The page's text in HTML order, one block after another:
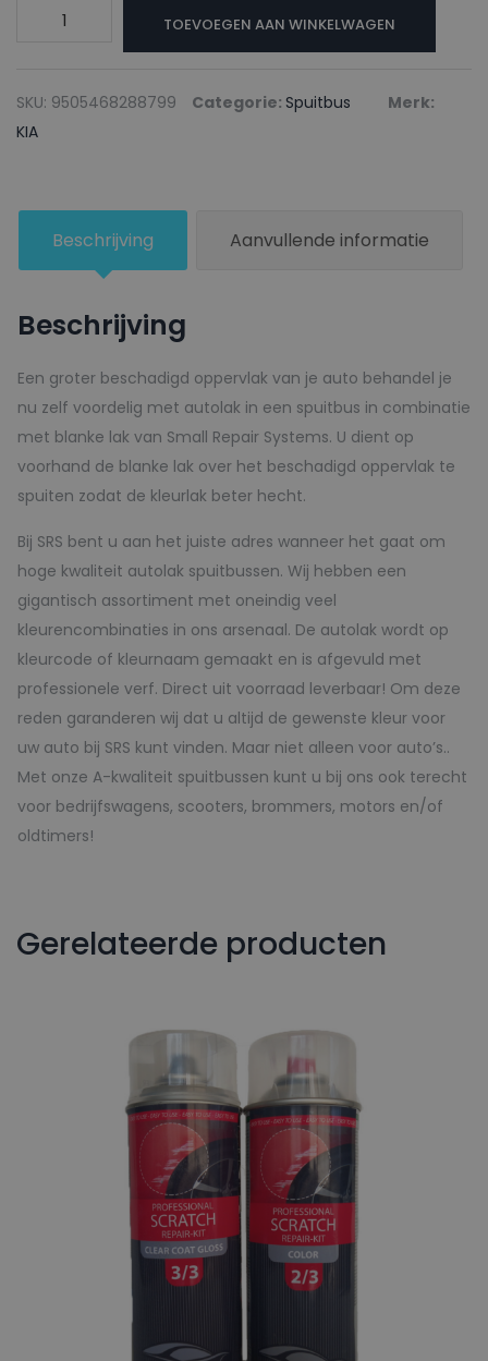
Blanke
lak
PEWTER
GREY
-
aantal
TOEVOEGEN AAN WINKELWAGEN
SKU: 9505468288799 Categorie: Spuitbus
Merk:
KIA
Beschrijving Aanvullende informatie
Beschrijving
Een groter beschadigd oppervlak van je auto behandel je
nu zelf voordelig met autolak in een spuitbus in combinatie
met blanke lak van Small Repair Systems. U dient op
voorhand de blanke lak over het beschadigd oppervlak te
spuiten zodat de kleurlak beter hecht.
Bij SRS bent u aan het juiste adres wanneer het gaat om
hoge kwaliteit autolak spuitbussen. Wij hebben een
gigantisch assortiment met oneindig veel
kleurencombinaties in ons arsenaal. De autolak wordt op
kleurcode of kleurnaam gemaakt en is afgevuld met
professionele verf. Direct uit voorraad leverbaar! Om deze
reden garanderen wij dat u altijd de gewenste kleur voor
uw auto bij SRS kunt vinden. Maar niet alleen voor auto’s..
Met onze A-kwaliteit spuitbussen kunt u bij ons ook terecht
voor bedrijfswagens, scooters, brommers, motors en/of
oldtimers!
Gerelateerde producten